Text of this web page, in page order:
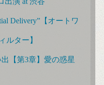
Delivery”【オートワ
ルター】
【第3章】愛の惑星